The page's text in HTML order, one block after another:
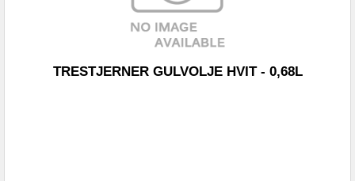
TRESTJERNER GULVOLJE HVIT - 0,68L